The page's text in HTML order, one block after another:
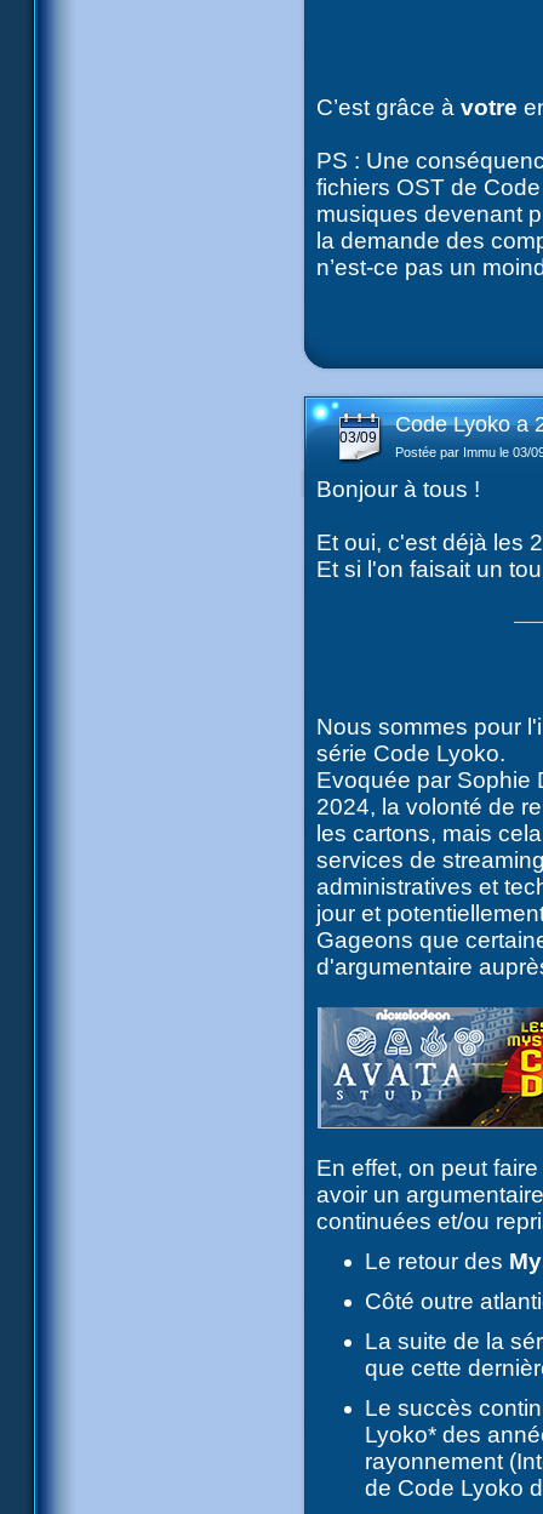
C’est grâce àvotre
PS : Une
fichiers OST de
musiques devenant
la demande des
n’est-ce pas un
03/09
Code Lyoko a
Postée par Immu le 03/
Bonjour à tous !
Et oui, c'est déjà les
Et si l'on faisait un
Nous sommes pour
série Code Lyoko.
Evoquée par Sophie
2024, la volonté de
les cartons, mais
services de
administratives et
jour et
Gageons que
d'argumentaire
En effet, on peut
avoir un
continuées et/ou
Le retour des
Côté outre
La suite de la
que cette
Le succès
Lyoko* des
rayonnement
de Code Lyoko